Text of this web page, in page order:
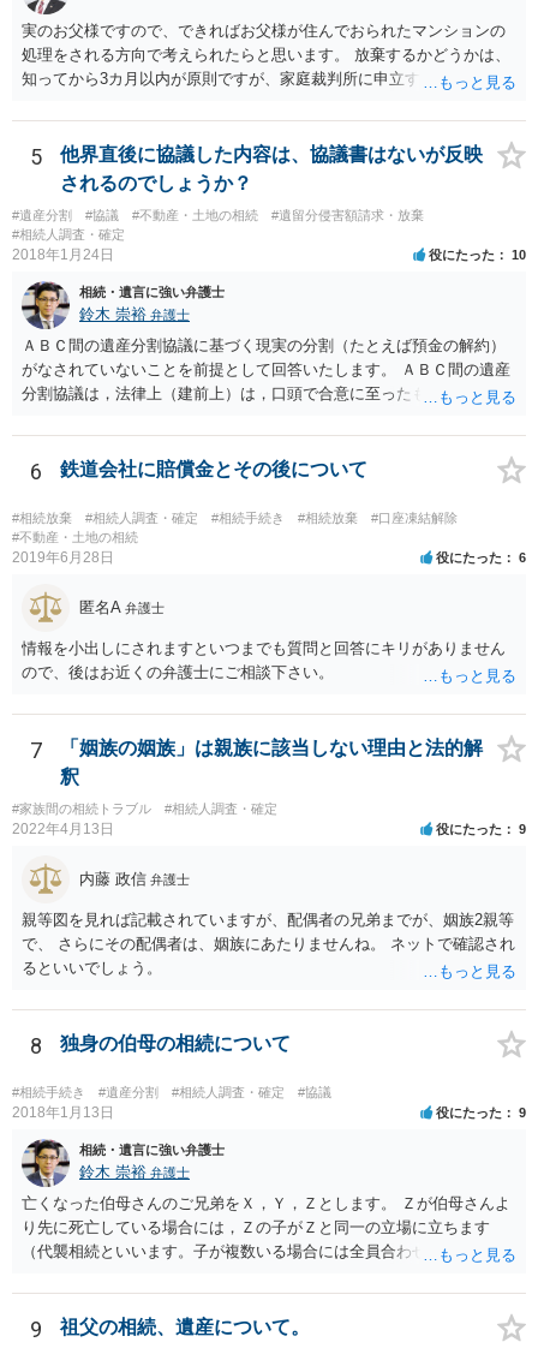
実のお父様ですので、できればお父様が住んでおられたマンションの
処理をされる方向で考えられたらと思います。 放棄するかどうかは、
知ってから3カ月以内が原則ですが、家庭裁判所に申立すれば3カ月の
放棄するかどうか決めることができます。 銀行やサラ金が数年も放置
することはありませんので、数年後に借金が発見される可能性はほぼ
ありません。 なお、私が扱った相続放棄を検討していた案件で、期間
伸長して調査したところ、サラ金に対する過払金など相当な財産が見
つかったため相続したという事例がありました。
5
他界直後に協議した内容は、協議書はないが反映
されるのでしょうか？
#遺産分割 #協議 #不動産・土地の相続
#遺留分侵害額請求・放棄
#相続人調査・確定
2018年1月24日 役にたった 10
相続・遺言に強い弁護士
鈴木 崇裕 弁護士
ＡＢＣ間の遺産分割協議に基づく現実の分割（たとえば預金の解約）
がなされていないことを前提として回答いたします。 ＡＢＣ間の遺産
分割協議は，法律上（建前上）は，口頭で合意に至ったものであって
ん。 また，不動産の名義を移転するためには，遺産分割協議書への署
名捺印を得る必要があります。 したがって，残念ながら，「ＡＢＣ間
の遺産分割協議が有効に成立している」という前提に基づく主張は困
難と思われます。 「ＡＢＣ間の遺産分割協議は未了のまま，ＡとＢが
死亡し，二次相続が発生した」という前提に基づいて協議を進める必
要があります。 もちろん，Ｃの立場としては，ＡＢＣ間の遺産分割協
人は応じない姿勢を示していることから，実現は困難だと思います。
しどころ）としては，譲歩することを甘受しなければならないかもし
れません。
6 鉄道会社に賠償金とその後について
#相続放棄 #相続人調査・確定 #相続手続き #相続放棄
#口座凍結解除
#不動産・土地の相続
2019年6月28日 役にたった 6
匿名A 弁護士
情報を小出しにされますといつまでも質問と回答にキリがありません
ので、後はお近くの弁護士にご相談下さい。
7
「姻族の姻族」は親族に該当しない理由と法的解
釈
#家族間の相続トラブル #相続人調査・確定
2022年4月13日 役にたった 9
内藤 政信 弁護士
親等図を見れば記載されていますが、配偶者の兄弟までが、姻族2親等
で、 さらにその配偶者は、姻族にあたりませんね。 ネットで確認され
るといいでしょう。
8 独身の伯母の相続について
#相続手続き #遺産分割 #相続人調査・確定 #協議
2018年1月13日 役にたった 9
相続・遺言に強い弁護士
鈴木 崇裕 弁護士
亡くなった伯母さんのご兄弟をＸ，Ｙ，Ｚとします。 Ｚが伯母さんよ
り先に死亡している場合には，Ｚの子がＺと同一の立場に立ちます
（代襲相続といいます。子が複数いる場合には全員合わせてＺと同一
つの相続分を有していますので， そのことを前提として，遺産分割協
議をすることになります（必ずしも３分の１ずつにしなくても，合意
ができれば構いません。）。 今後の対応としては， ①伯母さんの相続
9 祖父の相続、遺産について。